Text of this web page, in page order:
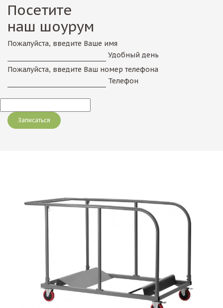
Посетите
наш шоурум
Пожалуйста, введите Ваше имя
Удобный день
Пожалуйста, введите Ваш номер телефона
Телефон